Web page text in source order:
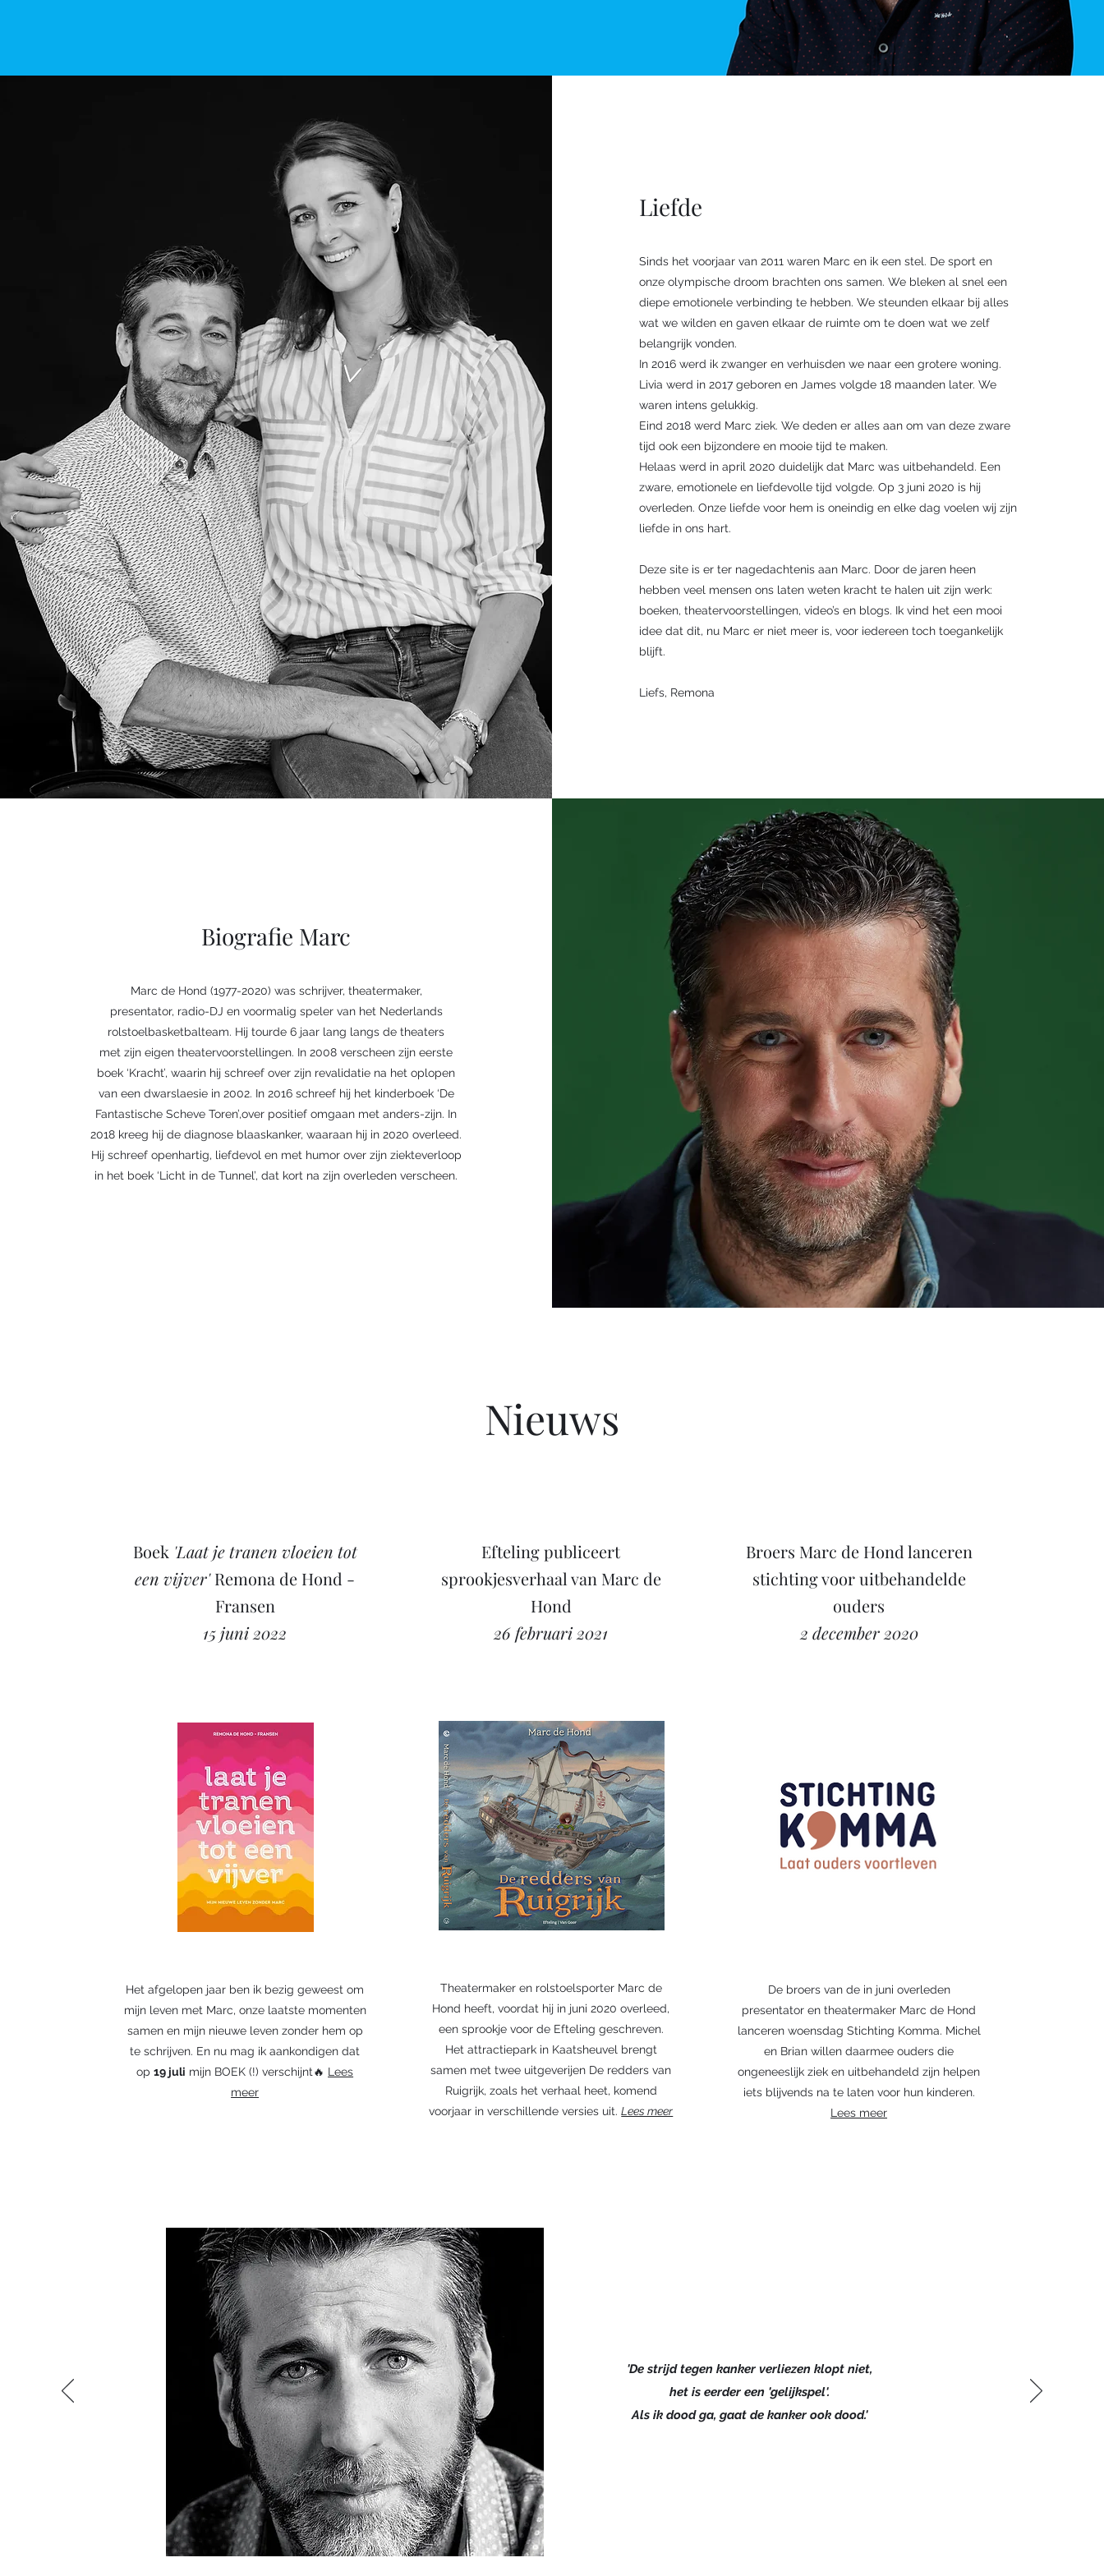
Liefde
Sinds het voorjaar van 2011 waren Marc en ik een stel. De sport en
onze olympische droom brachten ons samen. We bleken al snel een
diepe emotionele verbinding te hebben. We steunden elkaar bij alles
wat we wilden en gaven elkaar de ruimte om te doen wat we zelf
belangrijk vonden.
In 2016 werd ik zwanger en verhuisden we naar een grotere woning.
Livia werd in 2017 geboren en James volgde 18 maanden later. We
waren intens gelukkig.
Eind 2018 werd Marc ziek. We deden er alles aan om van deze zware
tijd ook een bijzondere en mooie tijd te maken.
Helaas werd in april 2020 duidelijk dat Marc was uitbehandeld. Een
zware, emotionele en liefdevolle tijd volgde. Op 3 juni 2020 is hij
overleden. Onze liefde voor hem is oneindig en elke dag voelen wij zijn
liefde in ons hart.
Deze site is er ter nagedachtenis aan Marc. Door de jaren heen
hebben veel mensen ons laten weten kracht te halen uit zijn werk:
boeken, theatervoorstellingen, video’s en blogs. Ik vind het een mooi
idee dat dit, nu Marc er niet meer is, voor iedereen toch toegankelijk
blijft.
Liefs, Remona
Biografie Marc
Marc de Hond (1977-2020) was schrijver, theatermaker,
presentator, radio-DJ en voormalig speler van het Nederlands
rolstoelbasketbalteam. Hij tourde 6 jaar lang langs de theaters
met zijn eigen theatervoorstellingen. In 2008 verscheen zijn eerste
boek ‘Kracht’, waarin hij schreef over zijn revalidatie na het oplopen
van een dwarslaesie in 2002. In 2016 schreef hij het kinderboek ‘De
Fantastische Scheve Toren’,over positief omgaan met anders-zijn. In
2018 kreeg hij de diagnose blaaskanker, waaraan hij in 2020 overleed.
Hij schreef openhartig, liefdevol en met humor over zijn ziekteverloop
in het boek ‘Licht in de Tunnel’, dat kort na zijn overleden verscheen.
Nieuws
Boek 'Laat je tranen vloeien tot
een vijver'Remona de Hond -
Fransen
15 juni 2022
Het afgelopen jaar ben ik bezig geweest om
mijn leven met Marc, onze laatste momenten
samen en mijn nieuwe leven zonder hem op
te schrijven. En nu mag ik aankondigen dat
op19 juli mijn BOEK (!) verschijnt🔥 Lees
meer
Efteling publiceert
sprookjesverhaal van Marc de
Hond
26 februari 2021
Theatermaker en rolstoelsporter Marc de
Hond heeft, voordat hij in juni 2020 overleed,
een sprookje voor de Efteling geschreven.
Het attractiepark in Kaatsheuvel brengt
samen met twee uitgeverijen De redders van
Ruigrijk, zoals het verhaal heet, komend
voorjaar in verschillende versies uit.Lees meer
Broers Marc de Hond lanceren
stichting voor uitbehandelde
ouders
2 december 2020
De broers van de in juni overleden
presentator en theatermaker Marc de Hond
lanceren woensdag Stichting Komma. Michel
en Brian willen daarmee ouders die
ongeneeslijk ziek en uitbehandeld zijn helpen
iets blijvends na te laten voor hun kinderen.
Lees meer
'De strijd tegen kanker verliezen klopt niet,
het is eerder een 'gelijkspel'.
Als ik dood ga, gaat de kanker ook dood.'